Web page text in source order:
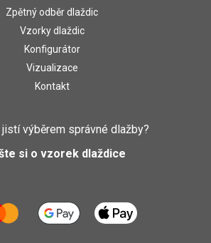
Zpětný odběr dlaždic
Vzorky dlaždic
Konfigurátor
Vizualizace
Kontakt
výběrem správné dlažby?
si o vzorek dlaždice